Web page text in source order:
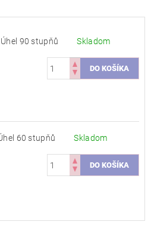
90 stupňů Skladom
60 stupňů Skladom